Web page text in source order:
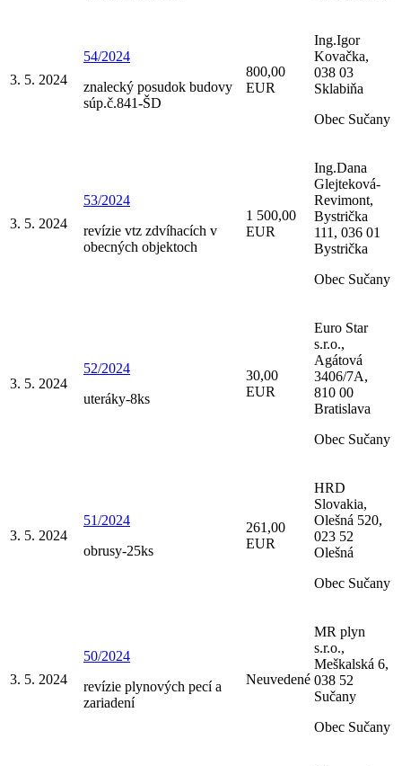
3. 5. 2024
54/2024
znalecký posudok budovy
súp.č.841-ŠD
800,00
EUR
Ing.Igor
Kovačka,
038 03
Sklabiňa
Obec Sučany
3. 5. 2024
53/2024
revízie vtz zdvíhacích v
obecných objektoch
1 500,00
EUR
Ing.Dana
Glejteková-
Revimont,
Bystrička
111, 036 01
Bystrička
Obec Sučany
3. 5. 2024
52/2024
uteráky-8ks
30,00
EUR
Euro Star
s.r.o.,
Agátová
3406/7A,
810 00
Bratislava
Obec Sučany
3. 5. 2024
51/2024
obrusy-25ks
261,00
EUR
HRD
Slovakia,
Olešná 520,
023 52
Olešná
Obec Sučany
3. 5. 2024
50/2024
revízie plynových pecí a
zariadení
Neuvedené
MR plyn
s.r.o.,
Meškalská 6,
038 52
Sučany
Obec Sučany